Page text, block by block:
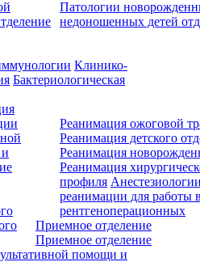
Патологии
недоношенных детей
Клинико-
Бактериологическая
Реанимация ожоговой
Реанимация детского
Реанимация
Реанимация
профиля
реанимации для работы
рентгеноперационных
Приемное отделение
Приемное отделение
помощи и